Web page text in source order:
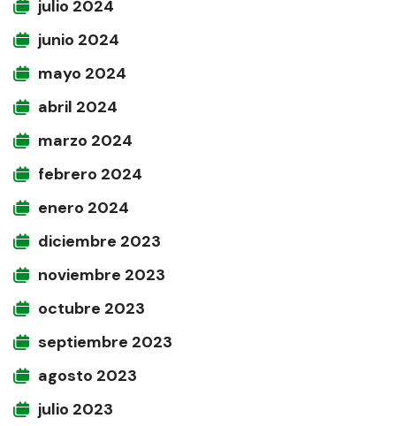
julio 2024
junio 2024
mayo 2024
abril 2024
marzo 2024
febrero 2024
enero 2024
diciembre 2023
noviembre 2023
octubre 2023
septiembre 2023
agosto 2023
julio 2023